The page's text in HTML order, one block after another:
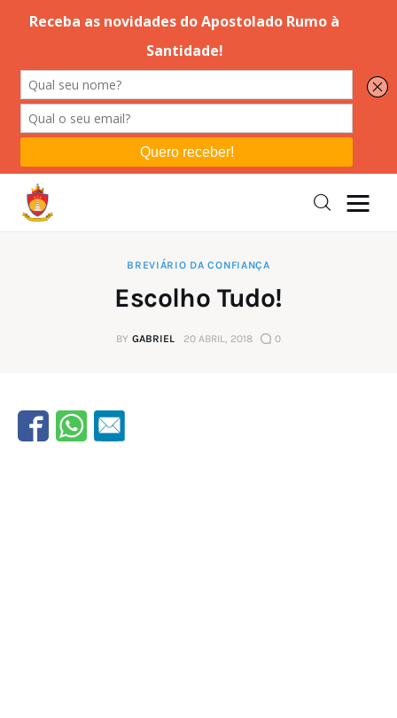
Editorial
Orações
Instruções
Espiritualidade
BREVIÁRIO DA CONFIANÇA
Escolho Tudo!
BY GABRIEL 20 ABRIL, 2018 0